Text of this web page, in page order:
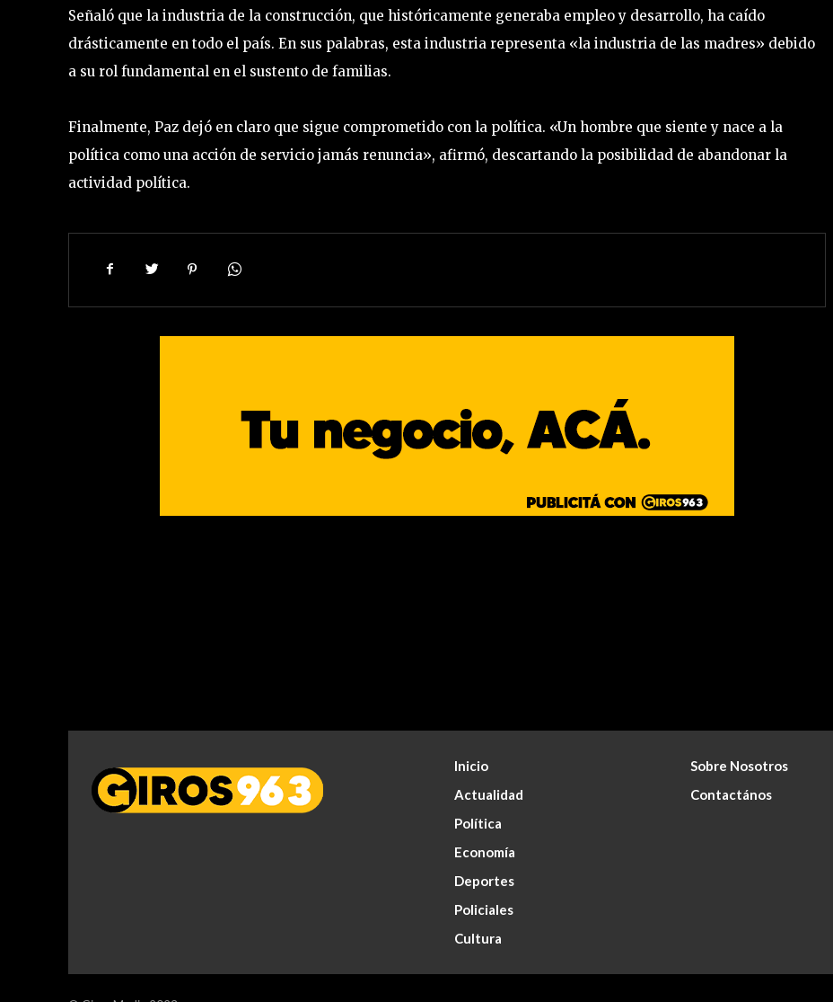
Señaló que la industria de la construcción, que históricamente generaba empleo y desarrollo, ha caído
drásticamente en todo el país. En sus palabras, esta industria representa «la industria de las madres» debido
a su rol fundamental en el sustento de familias.
Finalmente, Paz dejó en claro que sigue comprometido con la política. «Un hombre que siente y nace a la
política como una acción de servicio jamás renuncia», afirmó, descartando la posibilidad de abandonar la
actividad política.
Inicio
Actualidad
Política
Economía
Deportes
Policiales
Cultura
Sobre Nosotros
Contactános